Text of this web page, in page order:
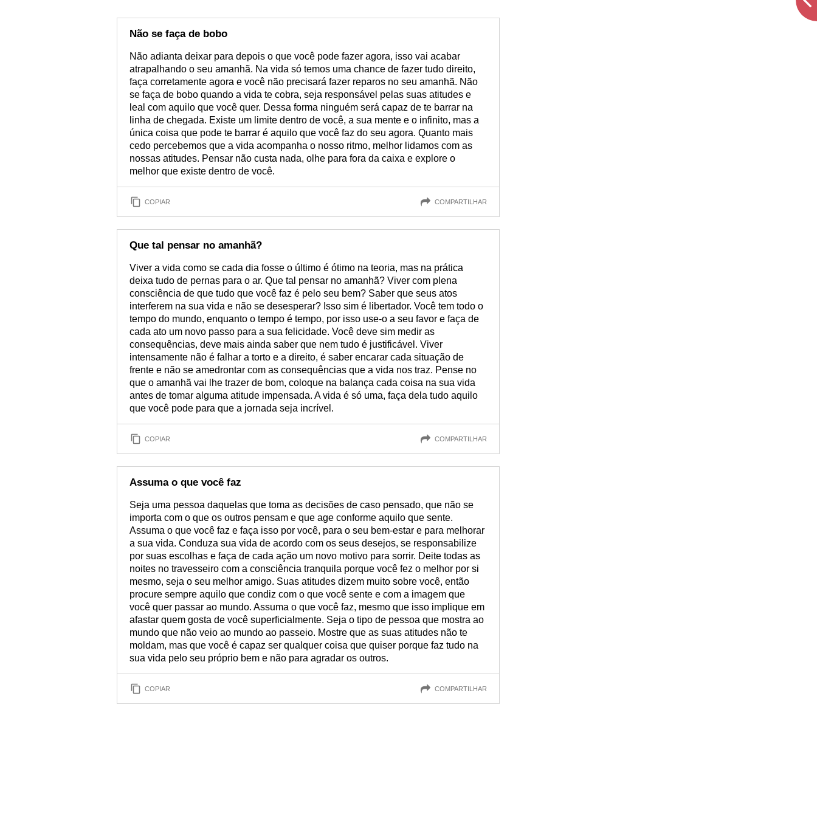
Não se faça de bobo
Não adianta deixar para depois o que você pode fazer agora, isso vai acabar
atrapalhando o seu amanhã. Na vida só temos uma chance de fazer tudo direito,
faça corretamente agora e você não precisará fazer reparos no seu amanhã. Não
se faça de bobo quando a vida te cobra, seja responsável pelas suas atitudes e
leal com aquilo que você quer. Dessa forma ninguém será capaz de te barrar na
linha de chegada. Existe um limite dentro de você, a sua mente e o infinito, mas a
única coisa que pode te barrar é aquilo que você faz do seu agora. Quanto mais
cedo percebemos que a vida acompanha o nosso ritmo, melhor lidamos com as
nossas atitudes. Pensar não custa nada, olhe para fora da caixa e explore o
melhor que existe dentro de você.
COPIAR COMPARTILHAR
Que tal pensar no amanhã?
Viver a vida como se cada dia fosse o último é ótimo na teoria, mas na prática
deixa tudo de pernas para o ar. Que tal pensar no amanhã? Viver com plena
consciência de que tudo que você faz é pelo seu bem? Saber que seus atos
interferem na sua vida e não se desesperar? Isso sim é libertador. Você tem todo o
tempo do mundo, enquanto o tempo é tempo, por isso use-o a seu favor e faça de
cada ato um novo passo para a sua felicidade. Você deve sim medir as
consequências, deve mais ainda saber que nem tudo é justificável. Viver
intensamente não é falhar a torto e a direito, é saber encarar cada situação de
frente e não se amedrontar com as consequências que a vida nos traz. Pense no
que o amanhã vai lhe trazer de bom, coloque na balança cada coisa na sua vida
antes de tomar alguma atitude impensada. A vida é só uma, faça dela tudo aquilo
que você pode para que a jornada seja incrível.
COPIAR COMPARTILHAR
Assuma o que você faz
Seja uma pessoa daquelas que toma as decisões de caso pensado, que não se
importa com o que os outros pensam e que age conforme aquilo que sente.
Assuma o que você faz e faça isso por você, para o seu bem-estar e para melhorar
a sua vida. Conduza sua vida de acordo com os seus desejos, se responsabilize
por suas escolhas e faça de cada ação um novo motivo para sorrir. Deite todas as
noites no travesseiro com a consciência tranquila porque você fez o melhor por si
mesmo, seja o seu melhor amigo. Suas atitudes dizem muito sobre você, então
procure sempre aquilo que condiz com o que você sente e com a imagem que
você quer passar ao mundo. Assuma o que você faz, mesmo que isso implique em
afastar quem gosta de você superficialmente. Seja o tipo de pessoa que mostra ao
mundo que não veio ao mundo ao passeio. Mostre que as suas atitudes não te
moldam, mas que você é capaz ser qualquer coisa que quiser porque faz tudo na
sua vida pelo seu próprio bem e não para agradar os outros.
COPIAR COMPARTILHAR